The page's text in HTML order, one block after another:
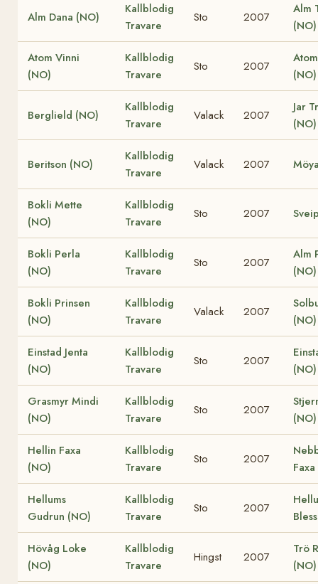
Alm Dana (NO)
Kallblodig
Travare
Sto 2007
Alm
(NO)
Atom Vinni
(NO)
Kallblodig
Travare
Sto 2007
(NO)
Berglield (NO)
Kallblodig
Travare
Valack 2007
Jar
(NO)
Beritson (NO)
Kallblodig
Travare
Valack 2007
Bokli Mette
(NO)
Kallblodig
Travare
Sto 2007
Bokli Perla
(NO)
Kallblodig
Travare
Sto 2007
Alm
(NO)
Bokli Prinsen
(NO)
Kallblodig
Travare
Valack 2007
(NO)
Einstad Jenta
(NO)
Kallblodig
Travare
Sto 2007
(NO)
Grasmyr Mindi
(NO)
Kallblodig
Travare
Sto 2007
(NO)
Hellin Faxa
(NO)
Kallblodig
Travare
Sto 2007
Hellums
Gudrun (NO)
Kallblodig
Travare
Sto 2007
Hövåg Loke
(NO)
Kallblodig
Travare
Hingst 2007
Trö
(NO)